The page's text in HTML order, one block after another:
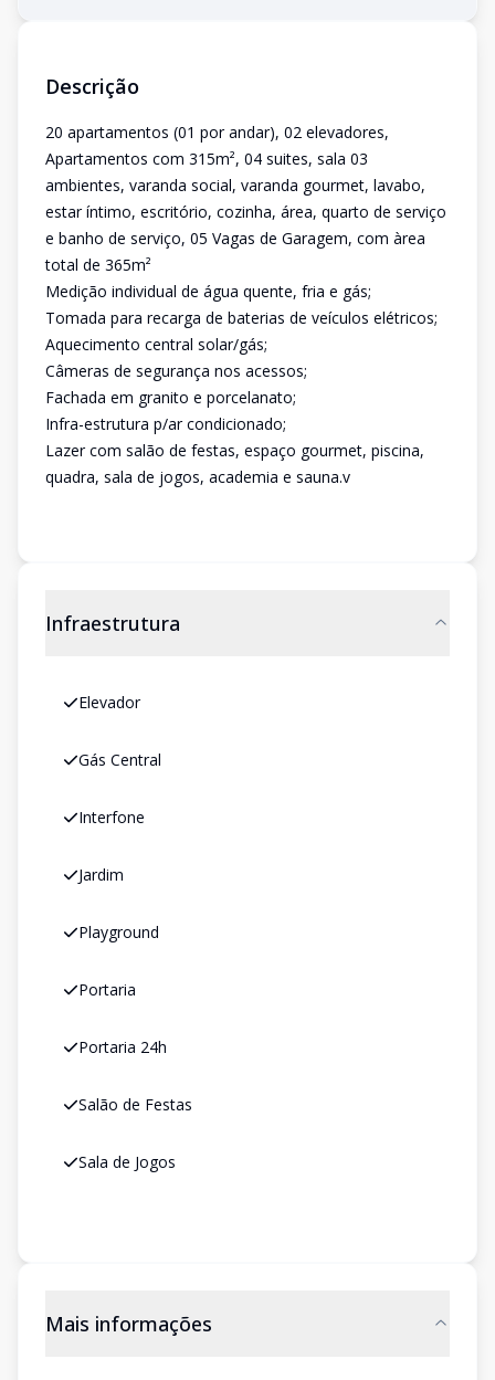
Descrição
20 apartamentos (01 por andar), 02 elevadores,
Apartamentos com 315m², 04 suites, sala 03
ambientes, varanda social, varanda gourmet, lavabo,
estar íntimo, escritório, cozinha, área, quarto de serviço
e banho de serviço, 05 Vagas de Garagem, com àrea
total de 365m²
Medição individual de água quente, fria e gás;
Tomada para recarga de baterias de veículos elétricos;
Aquecimento central solar/gás;
Câmeras de segurança nos acessos;
Fachada em granito e porcelanato;
Infra-estrutura p/ar condicionado;
Lazer com salão de festas, espaço gourmet, piscina,
quadra, sala de jogos, academia e sauna.v
Infraestrutura
Elevador
Gás Central
Interfone
Jardim
Playground
Portaria
Portaria 24h
Salão de Festas
Sala de Jogos
Mais informações